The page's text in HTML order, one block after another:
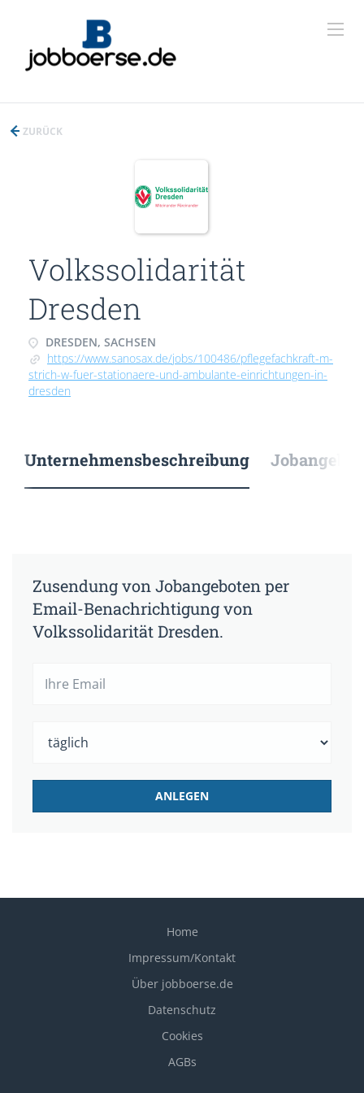
ZURÜCK
Volkssolidarität
Dresden
DRESDEN, SACHSEN
https://www.sanosax.de/jobs/100486/pflegefachkraft-m-
strich-w-fuer-stationaere-und-ambulante-einrichtungen-in-
dresden
Unternehmensbeschreibung
Zusendung von Jobangeboten per
Email-Benachrichtigung von
Volkssolidarität Dresden.
Home
Impressum/Kontakt
Über jobboerse.de
Datenschutz
Cookies
AGBs